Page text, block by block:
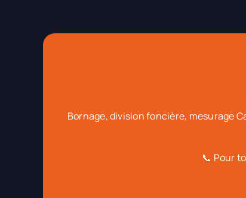
Bornage, division foncière, mesurage
📞 Pour